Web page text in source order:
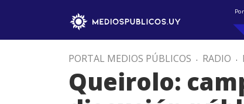
PORTAL MEDIOS PÚBLICOS . RADIO .
Queirolo: